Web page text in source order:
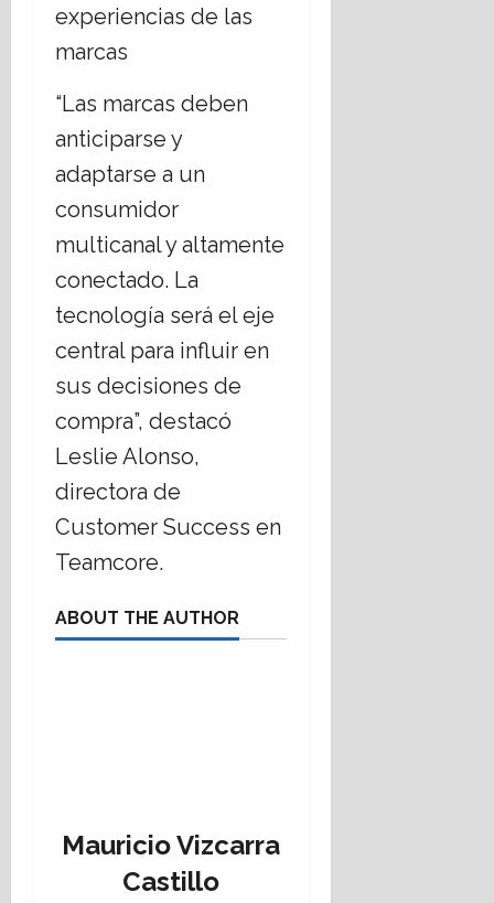
experiencias de las
marcas
“Las marcas deben
anticiparse y
adaptarse a un
consumidor
multicanal y altamente
conectado. La
tecnología será el eje
central para influir en
sus decisiones de
compra”, destacó
Leslie Alonso,
directora de
Customer Success en
Teamcore.
ABOUT THE AUTHOR
Mauricio Vizcarra
Castillo